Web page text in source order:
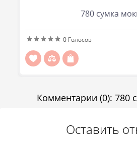
Отправить
Сообщить
(093) 107-55-
780 сумка
0 Голосов
Комментарии (0): 780
Оставить